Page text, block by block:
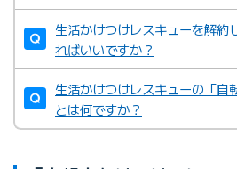
生活かけつけレスキューを解約
ればいいですか？
生活かけつけレスキューの「自
とは何ですか？